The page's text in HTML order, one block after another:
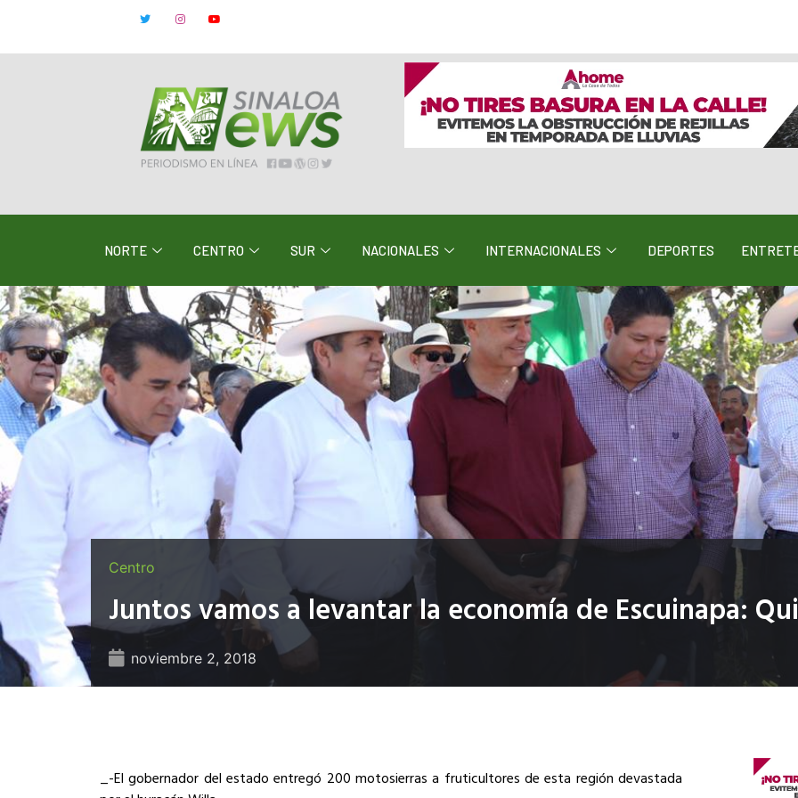
NORTE CENTRO SUR NACIONALES INTERNACIONALES DEPORTES
Centro
Juntos vamos a levantar la economía de Escuinapa:
noviembre 2, 2018
_-El gobernador del estado entregó 200 motosierras a fruticultores de esta región devastada